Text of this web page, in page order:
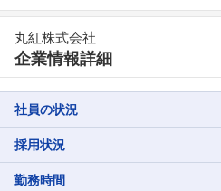
丸紅株式会社
企業情報詳細
社員の状況
採用状況
勤務時間